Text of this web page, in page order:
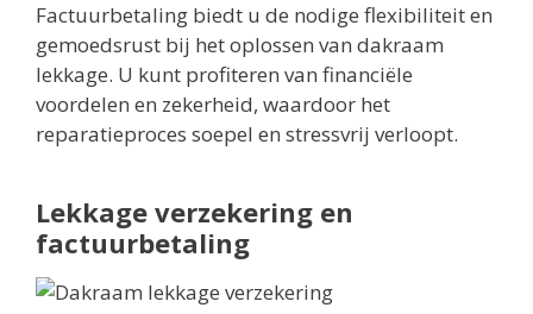
Factuurbetaling biedt u de nodige flexibiliteit en
gemoedsrust bij het oplossen van dakraam
lekkage. U kunt profiteren van financiële
voordelen en zekerheid, waardoor het
reparatieproces soepel en stressvrij verloopt.
Lekkage verzekering en
factuurbetaling